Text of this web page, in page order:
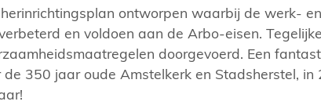
ontworpen waarbij de werk-
en voldoen aan de Arbo-eisen.
doorgevoerd. Een
de 350 jaar oude Amstelkerk en Stadsherstel,